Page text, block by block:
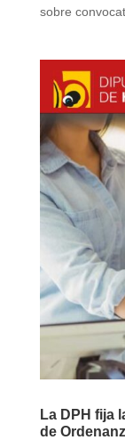
sobre
La DPH fija
de